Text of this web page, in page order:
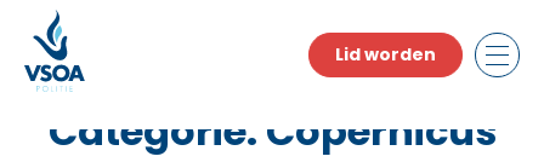
the
content
Lid worden
Categorie: Copernicus